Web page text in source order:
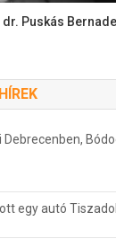
dr. Puskás
Debrecenben,
egy autó